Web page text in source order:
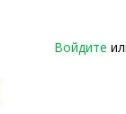
Войдите